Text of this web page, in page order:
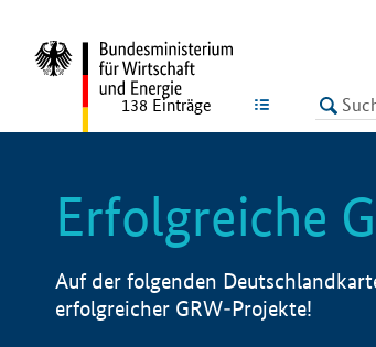
LISTE
138 Einträge
Erfolgreiche
Auf der folgenden
erfolgreicher GRW-Projekte!